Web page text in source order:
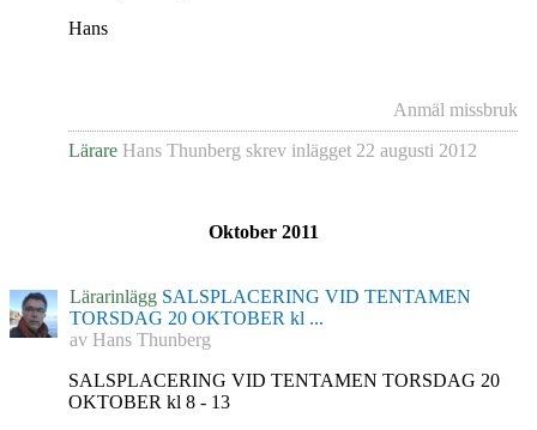
Hans
Anmäl missbruk
Lärare Hans Thunberg skrev inlägget 22 augusti 2012
Oktober 2011
Lärarinlägg SALSPLACERING VID TENTAMEN
TORSDAG 20 OKTOBER kl ...
av Hans Thunberg
SALSPLACERING VID TENTAMEN TORSDAG 20
OKTOBER kl 8 - 13